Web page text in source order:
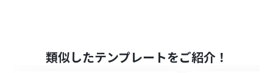
の実現に繋がります
類似したテンプレートをご紹介！